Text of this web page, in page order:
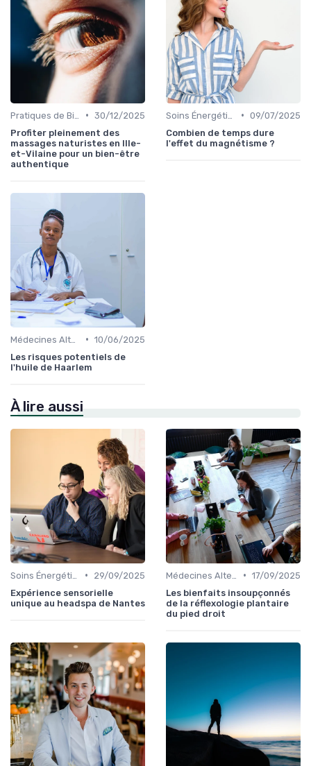
• 30/12/2025
Profiter pleinement des
massages naturistes en Ille-
et-Vilaine pour un bien-être
authentique
• 09/07/2025
Combien de temps dure
l'effet du magnétisme ?
• 10/06/2025
Les risques potentiels de
l'huile de Haarlem
À lire aussi
•
29/09/2025
Expérience sensorielle
unique au headspa de Nantes
• 17/09/2025
Les bienfaits insoupçonnés
de la réflexologie plantaire
du pied droit